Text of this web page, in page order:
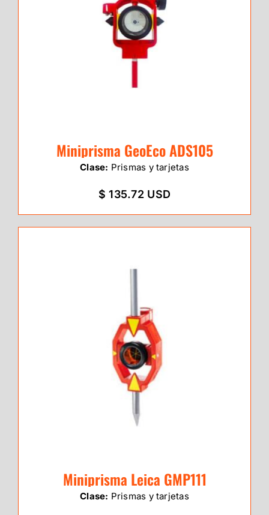
Miniprisma GeoEco ADS105
Clase: Prismas y tarjetas
$ 135.72 USD
Miniprisma Leica GMP111
Clase: Prismas y tarjetas